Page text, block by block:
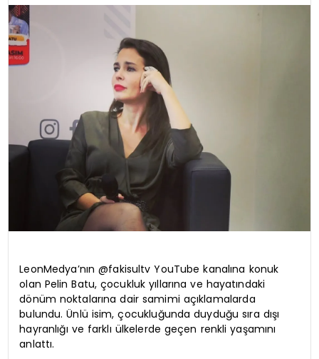
YAŞAM
LeonMedya’nın @fakisultv YouTube kanalına konuk
olan Pelin Batu, çocukluk yıllarına ve hayatındaki
dönüm noktalarına dair samimi açıklamalarda
bulundu. Ünlü isim, çocukluğunda duyduğu sıra dışı
hayranlığı ve farklı ülkelerde geçen renkli yaşamını
anlattı.